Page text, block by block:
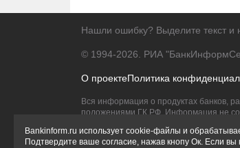
Нашли ошибку? Выделите текст и
© 1994-2026. РИА
О проектеПолитика
Вся информация о продуктах банков,
положениями ГК РФ. Информация не
Bankinform.ru использует cookie-файлы и
Подтвердите ваше согласие, нажав кнопу Ок. Если